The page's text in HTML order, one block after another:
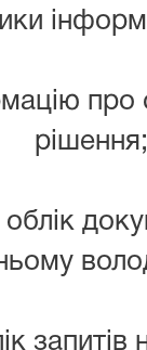
про
рішення;